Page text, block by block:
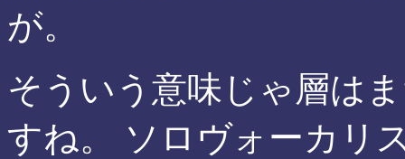
が。
そういう意味じゃ層は
すね。 ソロヴォーカリ